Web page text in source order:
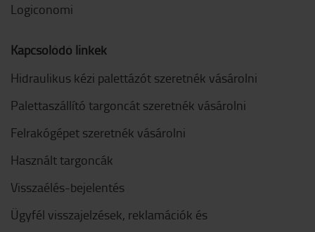
Logiconomi
Kapcsolódó linkek
Hidraulikus kézi palettázót szeretnék vásárolni
Palettaszállító targoncát szeretnék vásárolni
Felrakógépet szeretnék vásárolni
Használt targoncák
Visszaélés-bejelentés
Ügyfél visszajelzések, reklamációk és